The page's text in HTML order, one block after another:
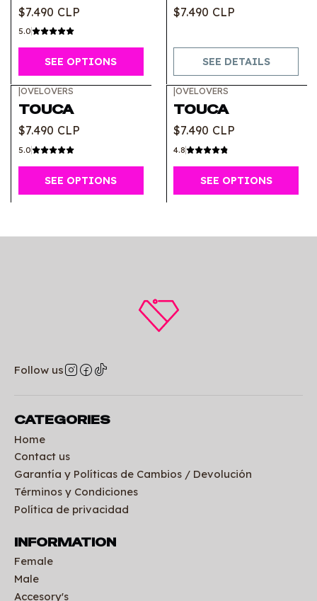
$7.490 CLP
5.0
SEE OPTIONS
$7.490 CLP
SEE DETAILS
|OVELOVERS
TOUCA
$7.490 CLP
5.0
SEE OPTIONS
|OVELOVERS
TOUCA
$7.490 CLP
4.8
SEE OPTIONS
Follow us
CATEGORIES
Home
Contact us
Garantía y Políticas de Cambios / Devolución
Términos y Condiciones
Política de privacidad
INFORMATION
Female
Male
Accesory's